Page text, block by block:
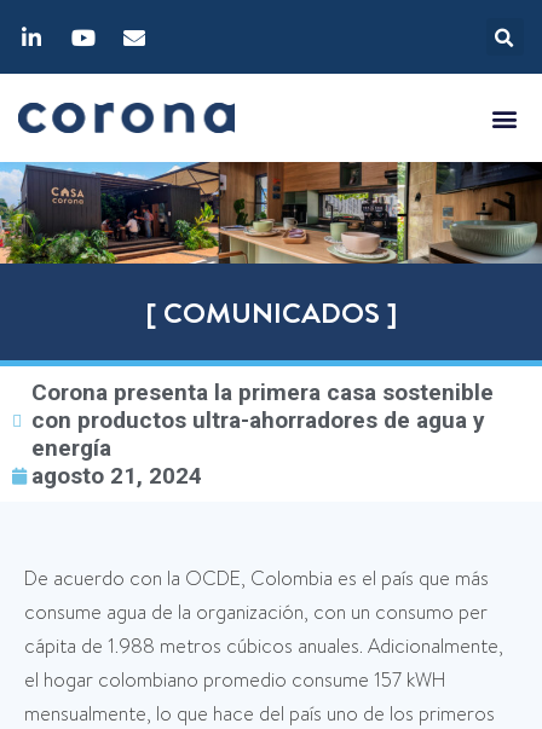
[ COMUNICADOS ]
Corona presenta la primera casa sostenible
con productos ultra-ahorradores de agua y
energía
agosto 21, 2024
De acuerdo con la OCDE, Colombia es el país que más
consume agua de la organización, con un consumo per
cápita de 1.988 metros cúbicos anuales. Adicionalmente,
el hogar colombiano promedio consume 157 kWH
mensualmente, lo que hace del país uno de los primeros